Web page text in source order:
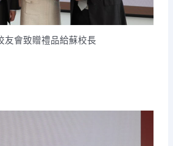
友會致贈禮品給蘇校長